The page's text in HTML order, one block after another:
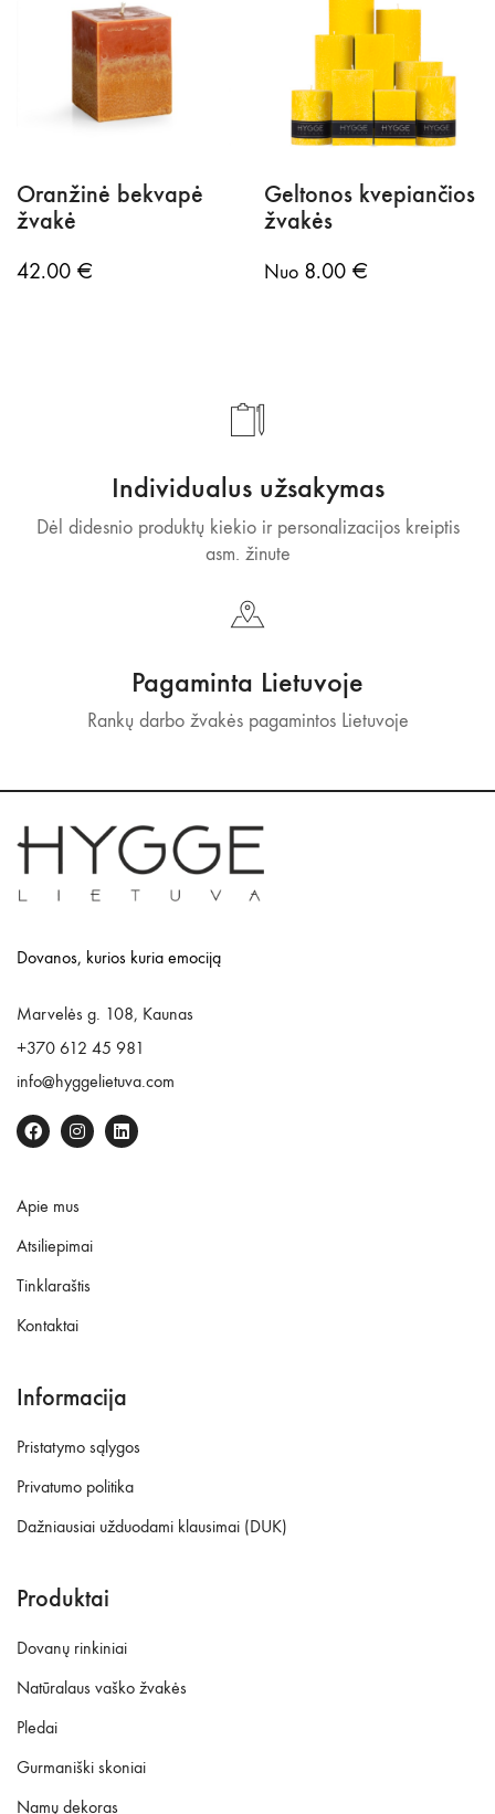
Oranžinė bekvapė
žvakė
42.00 €
Geltonos kvepiančios
žvakės
Nuo 8.00 €
Individualus užsakymas
Dėl didesnio produktų kiekio ir personalizacijos kreiptis
asm. žinute
Pagaminta Lietuvoje
Rankų darbo žvakės pagamintos Lietuvoje
Dovanos, kurios kuria emociją
Marvelės g. 108, Kaunas
+370 612 45 981
info@hyggelietuva.com
Apie mus
Atsiliepimai
Tinklaraštis
Kontaktai
Informacija
Pristatymo sąlygos
Privatumo politika
Dažniausiai užduodami klausimai (DUK)
Produktai
Dovanų rinkiniai
Natūralaus vaško žvakės
Pledai
Gurmaniški skoniai
Namų dekoras